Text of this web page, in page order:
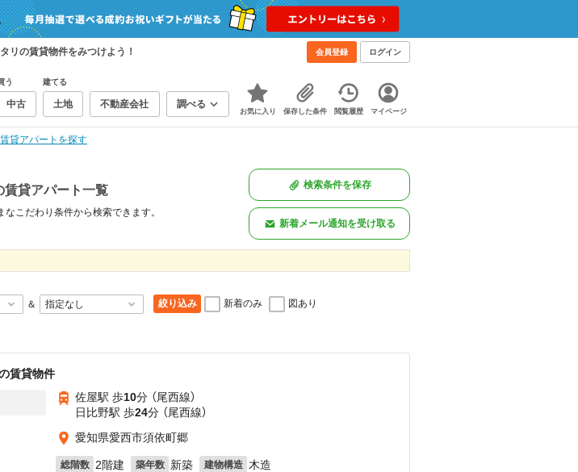
リの賃貸物件をみつけよう！ 会員登録 ログイン
う
中古
建てる
土地 不動産会社 調べる
お気に入り 保存した条件 閲覧履歴 マイページ
貸アパートを探す
賃貸アパート一覧
こだわり条件から検索できます。
検索条件を保存
新着メール通知を受け取る
＆ 絞り込み 新着のみ 図あり
賃貸物件
佐屋駅 歩10分 （尾西線）
日比野駅 歩24分 （尾西線）
愛知県愛西市須依町郷
総階数 2階建 築年数 新築 建物構造 木造